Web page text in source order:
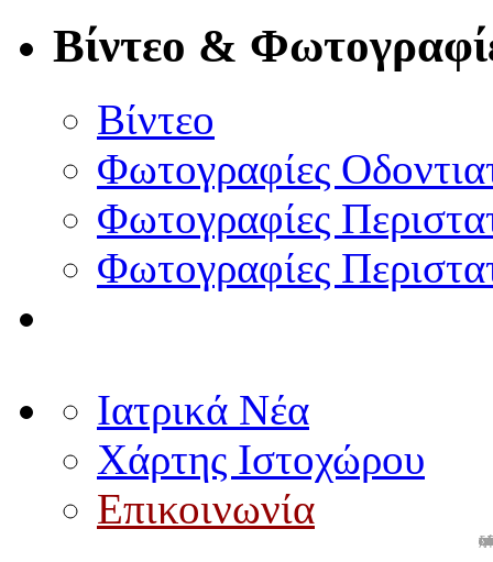
Βίντεο &
Βίντεο
Φωτογραφίες
Φωτογραφίες
Φωτογραφίες
Ιατρικά Νέα
Χάρτης Ιστοχώρου
Επικοινωνία